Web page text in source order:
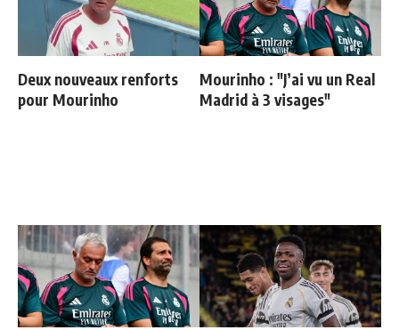
Deux nouveaux renforts
pour Mourinho
Mourinho : "J’ai vu un Real
Madrid à 3 visages"